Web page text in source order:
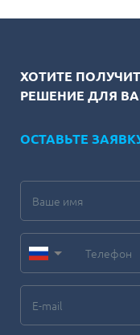
ХОТИТЕ
РЕШЕНИЕ ДЛЯ
ОСТАВЬТЕ